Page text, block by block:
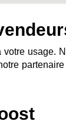
usage.